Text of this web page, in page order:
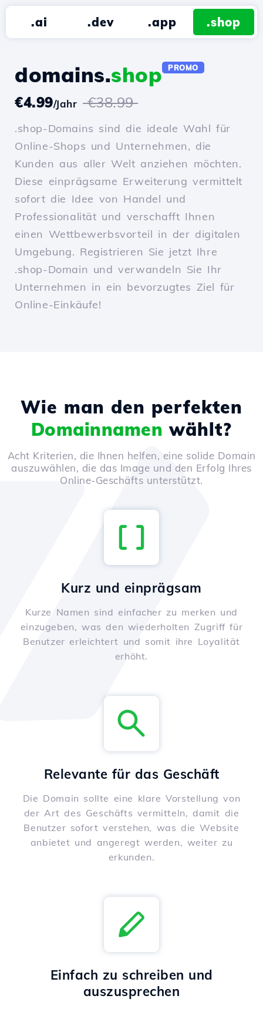
.ai .dev .app .shop
domains.shop PROMO
€4.99/Jahr €38.99
.shop-Domains sind die ideale Wahl für
Online-Shops und Unternehmen, die
Kunden aus aller Welt anziehen möchten.
Diese einprägsame Erweiterung vermittelt
sofort die Idee von Handel und
Professionalität und verschafft Ihnen
einen Wettbewerbsvorteil in der digitalen
Umgebung. Registrieren Sie jetzt Ihre
.shop-Domain und verwandeln Sie Ihr
Unternehmen in ein bevorzugtes Ziel für
Online-Einkäufe!
Wie man den perfekten
Domainnamen wählt?
Acht Kriterien, die Ihnen helfen, eine solide Domain
auszuwählen, die das Image und den Erfolg Ihres
Online-Geschäfts unterstützt.
Kurz und einprägsam
Kurze Namen sind einfacher zu merken und
einzugeben, was den wiederholten Zugriff für
Benutzer erleichtert und somit ihre Loyalität
erhöht.
Relevante für das Geschäft
Die Domain sollte eine klare Vorstellung von
der Art des Geschäfts vermitteln, damit die
Benutzer sofort verstehen, was die Website
anbietet und angeregt werden, weiter zu
erkunden.
Einfach zu schreiben und
auszusprechen